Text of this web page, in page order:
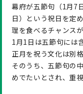
幕府が五節句（1月7
日）という祝日を定
理を食べるチャンス
1月1日は五節句には
正月を祝う文化は別
そのうち、五節句の
めでたいとされ、重